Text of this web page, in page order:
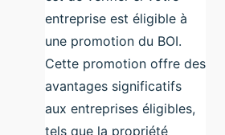
entreprise est éligible à
une promotion du BOI.
Cette promotion offre des
avantages significatifs
aux entreprises éligibles,
tels que la propriété